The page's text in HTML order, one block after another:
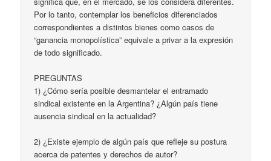
Por lo tanto, contemplar los beneficios diferenciados
correspondientes a distintos bienes como casos de
“ganancia monopolística” equivale a privar a la expresión
de todo significado.
PREGUNTAS
1) ¿Cómo sería posible desmantelar el entramado
sindical existente en la Argentina? ¿Algún país tiene
ausencia sindical en la actualidad?
2) ¿Existe ejemplo de algún país que refleje su postura
acerca de patentes y derechos de autor?